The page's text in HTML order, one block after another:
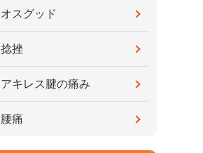
オスグッド
捻挫
アキレス腱の痛み
腰痛